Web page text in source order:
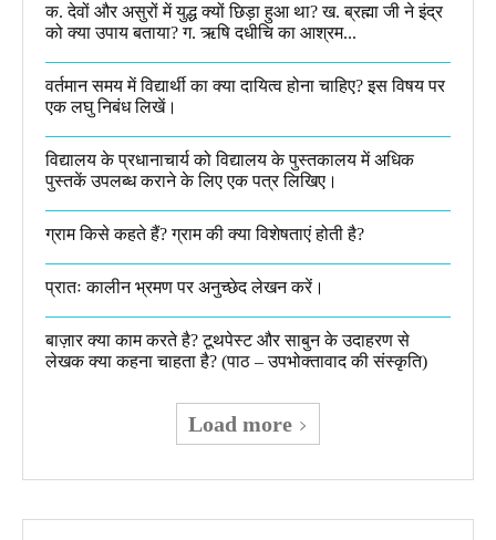
क. देवों और असुरों में युद्ध क्यों छिड़ा हुआ था? ख. ब्रह्मा जी ने इंद्र
को क्या उपाय बताया? ग. ऋषि दधीचि का आश्रम...
वर्तमान समय में विद्यार्थी का क्या दायित्व होना चाहिए? इस विषय पर
एक लघु निबंध लिखें।
विद्यालय के प्रधानाचार्य को विद्यालय के पुस्तकालय में अधिक
पुस्तकें उपलब्ध कराने के लिए एक पत्र लिखिए।
ग्राम किसे कहते हैं? ग्राम की क्या विशेषताएं होती है?​
प्रातः कालीन भ्रमण पर अनुच्छेद लेखन करें।
बाज़ार क्या काम करते है? टूथपेस्ट और साबुन के उदाहरण से
लेखक क्या कहना चाहता है? (पाठ – उपभोक्तावाद की संस्कृति)
Load more